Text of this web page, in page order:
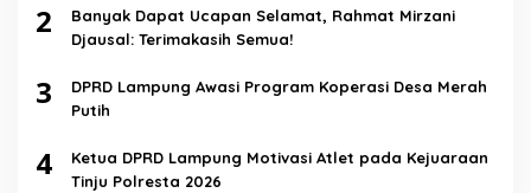
2
Banyak Dapat Ucapan Selamat, Rahmat Mirzani
Djausal: Terimakasih Semua!
3
DPRD Lampung Awasi Program Koperasi Desa Merah
Putih
4
Ketua DPRD Lampung Motivasi Atlet pada Kejuaraan
Tinju Polresta 2026